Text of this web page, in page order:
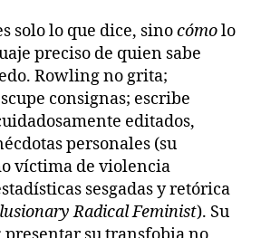
solo lo que dice, sinocómolo
preciso de quien sabe
Rowling no grita;
consignas; escribe
editados,
personales (su
víctima de violencia
sesgadas y retórica
Radical Feminist). Su